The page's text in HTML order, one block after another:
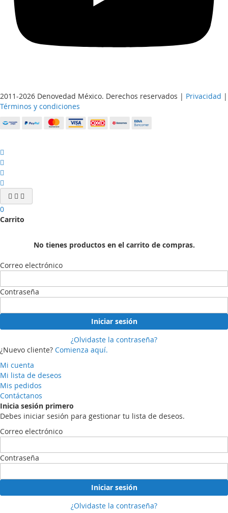
2011-2026 Denovedad México. Derechos reservados | Privacidad |
Términos y condiciones
0
Carrito
No tienes productos en el carrito de compras.
Correo electrónico
Contraseña
Iniciar sesión
¿Olvidaste la contraseña?
¿Nuevo cliente? Comienza aquí.
Mi cuenta
Mi lista de deseos
Mis pedidos
Contáctanos
Inicia sesión primero
Debes iniciar sesión para gestionar tu lista de deseos.
Correo electrónico
Contraseña
Iniciar sesión
¿Olvidaste la contraseña?